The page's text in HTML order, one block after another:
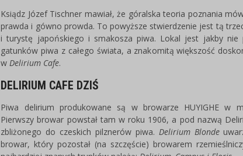
Ksiądz Józef Tischner mawiał, że góralska teoria poznania
prawda i gówno prowda. To powyższe stwierdzenie jest tą
i turystę japońskiego i smakosza piwa. Lokal jest jakby nie
gatunków piwa z całego świata, a znakomitą większość
wDelirium Cafe.
DELIRIUM CAFE DZIŚ
Piwa delirium produkowane są w browarze HUYIGHE w
Pierwszy browar powstał tam w roku 1906, a pod nazwą
zbliżonego do czeskich pilznerów piwa. Delirium Blonde
browar, który pozostał (na szczęście) browarem